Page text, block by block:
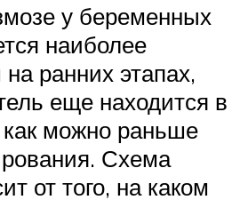
у беременных
наиболее
ранних этапах,
еще находится в
как можно раньше
Схема
от того, на каком